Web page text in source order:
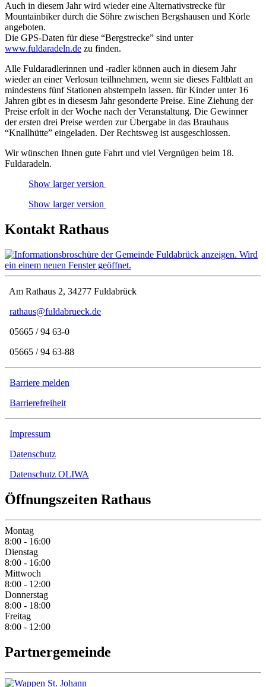
Auch in diesem Jahr wird wieder eine Alternativstrecke für
Mountainbiker durch die Söhre zwischen Bergshausen und Körle
angeboten.
Die GPS-Daten für diese “Bergstrecke” sind unter
www.fuldaradeln.de zu finden.
Alle Fuldaradlerinnen und -radler können auch in diesem Jahr
wieder an einer Verlosun teilhnehmen, wenn sie dieses Faltblatt an
mindestens fünf Stationen abstempeln lassen. für Kinder unter 16
Jahren gibt es in diesesm Jahr gesonderte Preise. Eine Ziehung der
Preise erfolt in der Woche nach der Veranstaltung. Die Gewinner
der ersten drei Preise werden zur Übergabe in das Brauhaus
“Knallhütte” eingeladen. Der Rechtsweg ist ausgeschlossen.
Wir wünschen Ihnen gute Fahrt und viel Vergnügen beim 18.
Fuldaradeln.
Show larger version
Show larger version
Kontakt Rathaus
Am Rathaus 2, 34277 Fuldabrück
rathaus@fuldabrueck.de
05665 / 94 63-0
05665 / 94 63-88
Barriere melden
Barrierefreiheit
Impressum
Datenschutz
Datenschutz OLIWA
Öffnungszeiten Rathaus
Montag
8:00 - 16:00
Dienstag
8:00 - 16:00
Mittwoch
8:00 - 12:00
Donnerstag
8:00 - 18:00
Freitag
8:00 - 12:00
Partnergemeinde